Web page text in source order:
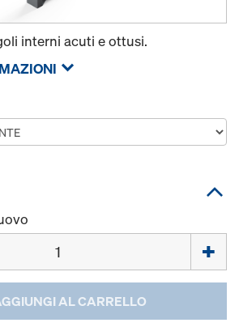
interni acuti e ottusi.
AL CARRELLO